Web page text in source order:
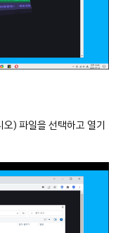
) 파일을 선택하고 열기